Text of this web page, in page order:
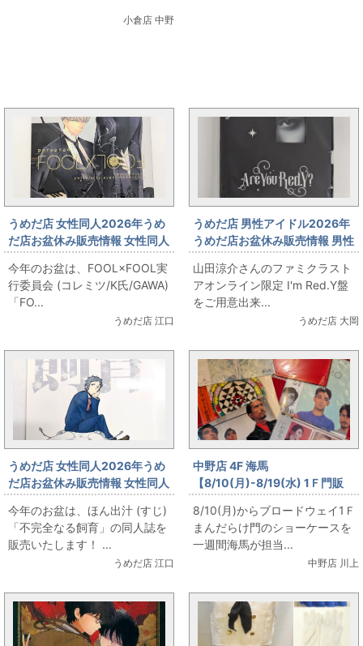
小倉店 中野
うめだ店 女性同人2026年うめ
だ店お盆休み販売情報 女性同人
誌コーナー FOOL×FOOL実行委
員会 (コレミツ/K氏/GAWA)
「FOOL×FOOL」をお出しま
す！
今年のお盆は、FOOL×FOOL実
行委員会 (コレミツ/K氏/GAWA)
「FO...
うめだ店 江口
うめだ店 男性アイドル2026年
うめだ店お盆休み販売情報 男性
アイドルコーナー 「山田涼介
Are You Red.Y?」 出します
山田涼介さんのファミクラスト
アオンライン限定 I'm Red.Y盤
をご用意出来...
うめだ店 大岡
うめだ店 女性同人2026年うめ
だ店お盆休み販売情報 女性同人
誌コーナー ほん出汁 (すじ) 「不
完全なる飼育」をお出します！
今年のお盆は、ほん出汁 (すじ)
「不完全なる飼育」の同人誌を
販売いたします！ ...
うめだ店 江口
中野店 4F 海馬
【8/10(月)-8/19(水) 1Ｆ門販
売】第二回 海馬特選 夏の円盤特
集 YMO出します
8/10(月)からブロードウェイ1Ｆ
まんだらけ門のショーケースを
一週間海馬が担当...
中野店 川上